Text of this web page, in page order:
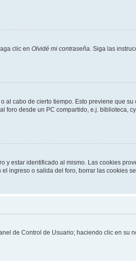
clic en Olvidé mi contraseña. Siga las
cabo de cierto tiempo. Esto previene que su
foro desde un PC compartido, e.j. biblioteca,
y estar identificado al mismo. Las cookies
ingreso o salida del foro, borrar las cookies
de Control de Usuario; haciendo clic en su